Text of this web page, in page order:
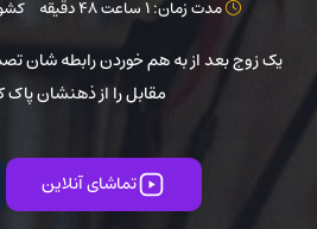
مدت زمان: 1 ساعت 48 دقیقه
یک زوج بعد از به هم خوردن رابطه شان
مقابل را از ذهنشان پاک
تماشای آنلاین